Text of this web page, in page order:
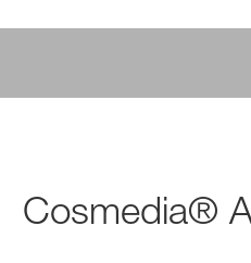
Cosmedia®